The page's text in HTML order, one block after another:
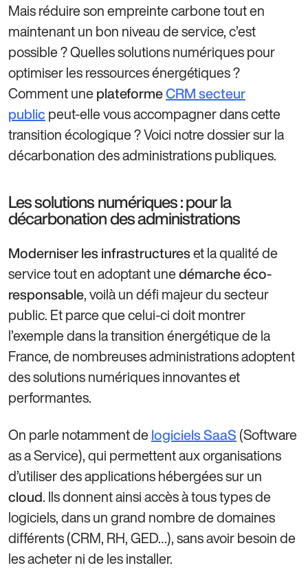
Mais réduire son empreinte carbone tout en
maintenant un bon niveau de service, c’est
possible ? Quelles solutions numériques pour
optimiser les ressources énergétiques ?
Comment une plateformeCRM secteur
public peut-elle vous accompagner dans cette
transition écologique ? Voici notre dossier sur la
décarbonation des administrations publiques.
Les solutions numériques : pour la
décarbonation des administrations
Moderniser les infrastructureset la qualité de
service tout en adoptant unedémarche éco-
responsable, voilà un défi majeur du secteur
public. Et parce que celui-ci doit montrer
l’exemple dans la transition énergétique de la
France, de nombreuses administrations adoptent
des solutions numériques innovantes et
performantes.
On parle notamment de logiciels SaaS (Software
as a Service), qui permettent aux organisations
d’utiliser des applications hébergées sur un
cloud. Ils donnent ainsi accès à tous types de
logiciels, dans un grand nombre de domaines
différents (CRM, RH, GED…), sans avoir besoin de
les acheter ni de les installer.